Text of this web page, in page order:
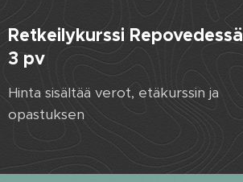
Retkeilykurssi Repovedessä
3 pv
Hinta sisältää verot, etäkurssin ja
opastuksen